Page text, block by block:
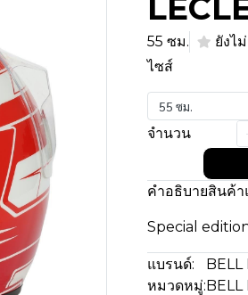
55 ซม. ยังไ
ไซส์
55 ซม.
จำนวน
คำอธิบายสินค้า
Special
แบรนด์:
BELL
หมวดหมู่:BELL